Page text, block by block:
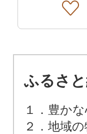
ふるさ
１．豊か
２．地域